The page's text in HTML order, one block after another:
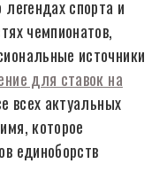
спорта и
чемпионатов,
источники
для ставок на
всех актуальных
которое
единоборств